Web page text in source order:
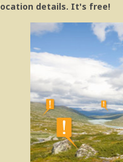
details. It's free!